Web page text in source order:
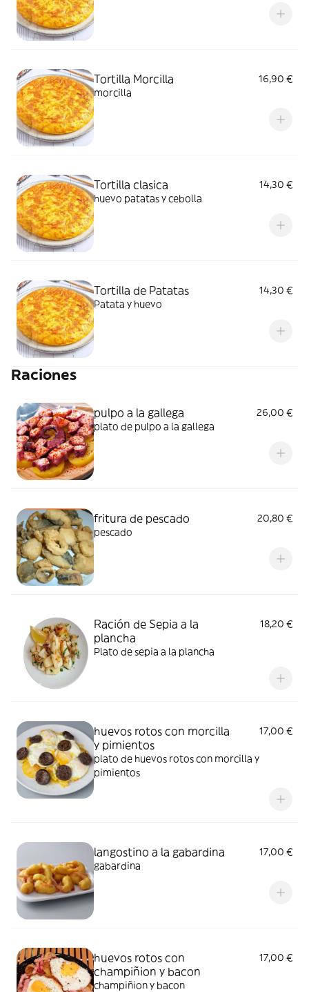
Tortilla Morcilla
16,90 €
morcilla
Tortilla clasica
14,30 €
huevo patatas y cebolla
Tortilla de Patatas
14,30 €
Patata y huevo
Raciones
pulpo a la gallega
26,00 €
plato de pulpo a la gallega
fritura de pescado
20,80 €
pescado
Ración de Sepia a la
plancha
18,20 €
Plato de sepia a la plancha
huevos rotos con morcilla
y pimientos
17,00 €
plato de huevos rotos con morcilla y
pimientos
langostino a la gabardina
17,00 €
gabardina
huevos rotos con
champiñion y bacon
17,00 €
champiñion y bacon